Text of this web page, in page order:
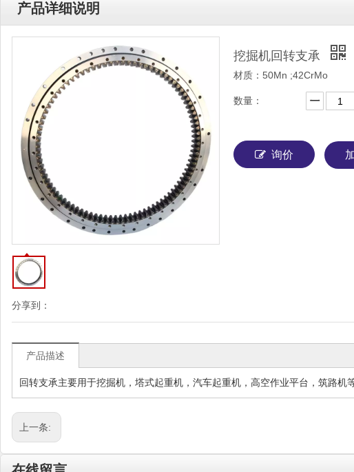
产品详细说明
分享到：
挖掘机回转支承
材质：50Mn ;42CrMo
数量：
询价
产品描述
回转支承主要用于挖掘机，塔式起重机，汽车起重机，高空作业平台，筑路
上一条: